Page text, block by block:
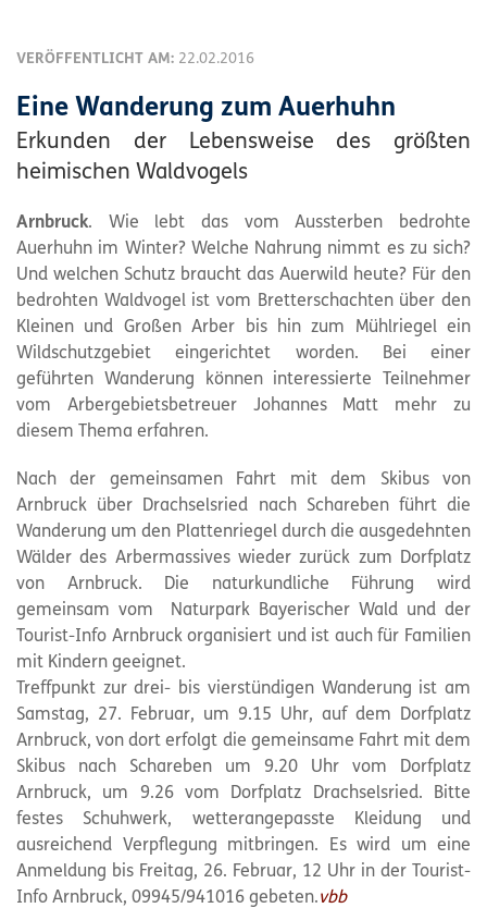
VERÖFFENTLICHT AM: 22.02.2016
Eine Wanderung zum Auerhuhn
Erkunden der Lebensweise des größten
heimischen Waldvogels
Arnbruck. Wie lebt das vom Aussterben bedrohte
Auerhuhn im Winter? Welche Nahrung nimmt es zu sich?
Und welchen Schutz braucht das Auerwild heute? Für den
bedrohten Waldvogel ist vom Bretterschachten über den
Kleinen und Großen Arber bis hin zum Mühlriegel ein
Wildschutzgebiet eingerichtet worden. Bei einer
geführten Wanderung können interessierte Teilnehmer
vom Arbergebietsbetreuer Johannes Matt mehr zu
diesem Thema erfahren.
Nach der gemeinsamen Fahrt mit dem Skibus von
Arnbruck über Drachselsried nach Schareben führt die
Wanderung um den Plattenriegel durch die ausgedehnten
Wälder des Arbermassives wieder zurück zum Dorfplatz
von Arnbruck. Die naturkundliche Führung wird
gemeinsam vom Naturpark Bayerischer Wald und der
Tourist-Info Arnbruck organisiert und ist auch für Familien
mit Kindern geeignet.
Treffpunkt zur drei- bis vierstündigen Wanderung ist am
Samstag, 27. Februar, um 9.15 Uhr, auf dem Dorfplatz
Arnbruck, von dort erfolgt die gemeinsame Fahrt mit dem
Skibus nach Schareben um 9.20 Uhr vom Dorfplatz
Arnbruck, um 9.26 vom Dorfplatz Drachselsried. Bitte
festes Schuhwerk, wetterangepasste Kleidung und
ausreichend Verpflegung mitbringen. Es wird um eine
Anmeldung bis Freitag, 26. Februar, 12 Uhr in der Tourist-
Info Arnbruck, 09945/941016 gebeten.vbb